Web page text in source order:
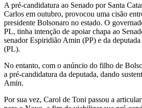
A pré-candidatura ao Senado por Santa
Carlos em outubro, provocou uma cisão
presidente Bolsonaro no estado. O
PL, tinha intenção de apoiar chapa ao
senador Espiridião Amin (PP) e da
(PL).
No entanto, com o anúncio do filho de
a pré-candidatura da deputada, dando
Amin.
Por sua vez, Carol de Toni passou a